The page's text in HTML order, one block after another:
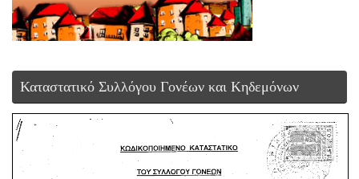
Καταστατικό Συλλόγου Γονέων και Κηδεμόνων